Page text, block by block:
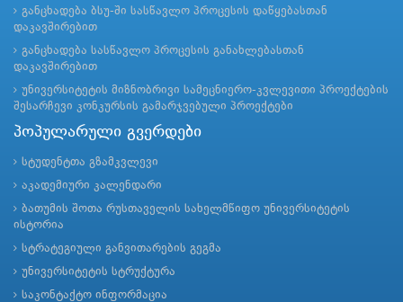
განცხადება ბსუ-ში სასწავლო პროცესის დაწყებასთან
დაკავშირებით
განცხადება სასწავლო პროცესის განახლებასთან
დაკავშირებით
უნივერსიტეტის მიზნობრივი სამეცნიერო-კვლევითი პროექტების
შესარჩევი კონკურსის გამარჯვებული პროექტები
პოპულარული გვერდები
სტუდენტთა გზამკვლევი
აკადემიური კალენდარი
ბათუმის შოთა რუსთაველის სახელმწიფო უნივერსიტეტის
ისტორია
სტრატეგიული განვითარების გეგმა
უნივერსიტეტის სტრუქტურა
საკონტაქტო ინფორმაცია